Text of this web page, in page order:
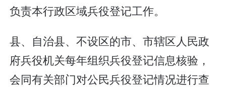
负责本行政区域兵役登记工作。
县、自治县、不设区的市、市辖区人民政
府兵役机关每年组织兵役登记信息核验，
会同有关部门对公民兵役登记情况进行查